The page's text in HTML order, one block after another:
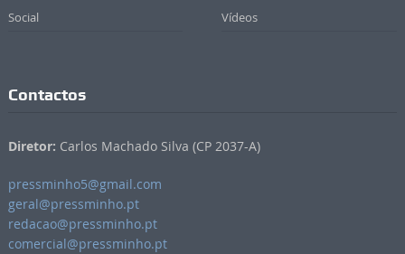
Social Vídeos
Contactos
Diretor: Carlos Machado Silva (CP 2037-A)
pressminho5@gmail.com
geral@pressminho.pt
redacao@pressminho.pt
comercial@pressminho.pt